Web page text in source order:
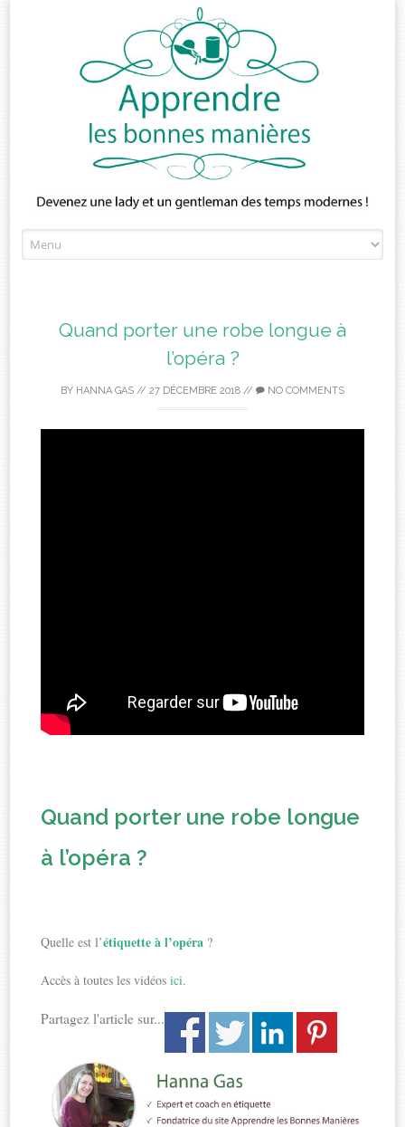
to
Quand porter une robe longue à
l’opéra ?
BY HANNA GAS // 27 DÉCEMBRE 2018 // NO COMMENTS
Quand porter une robe longue
à l’opéra ?
Quelle est l’étiquette à l’opéra ?
Accès à toutes les vidéosici.
Partagez l'article sur...